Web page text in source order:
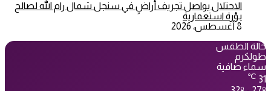
الاحتلال يواصل تجريف أراضٍ في سنجل شمال رام الله لصالح
بؤرة استعمارية
8 أغسطس، 2026
حالة الطقس
طولكرم
سماء صافية
31
℃